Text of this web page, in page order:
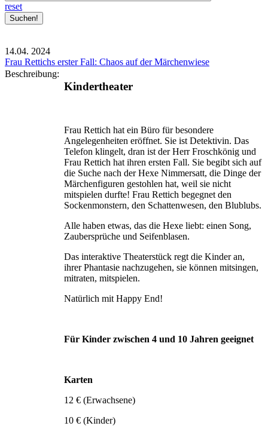
reset
14.04. 2024
Frau Rettichs erster Fall: Chaos auf der Märchenwiese
Beschreibung:
Kindertheater
Frau Rettich hat ein Büro für besondere
Angelegenheiten eröffnet. Sie ist Detektivin. Das
Telefon klingelt, dran ist der Herr Froschkönig und
Frau Rettich hat ihren ersten Fall. Sie begibt sich auf
die Suche nach der Hexe Nimmersatt, die Dinge der
Märchenfiguren gestohlen hat, weil sie nicht
mitspielen durfte! Frau Rettich begegnet den
Sockenmonstern, den Schattenwesen, den Blublubs.
Alle haben etwas, das die Hexe liebt: einen Song,
Zaubersprüche und Seifenblasen.
Das interaktive Theaterstück regt die Kinder an,
ihrer Phantasie nachzugehen, sie können mitsingen,
mitraten, mitspielen.
Natürlich mit Happy End!
Für Kinder zwischen 4 und 10 Jahren geeignet
Karten
12 € (Erwachsene)
10 € (Kinder)